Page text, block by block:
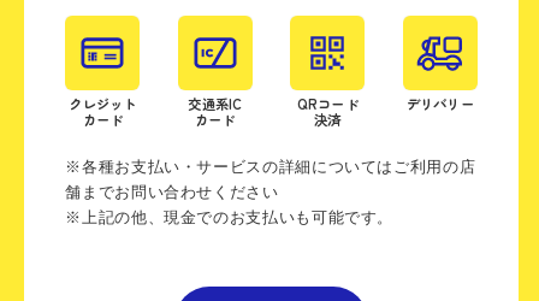
クレジット
カード
交通系IC
カード
QRコード
決済
デリバリー
※各種お支払い・サービスの詳細についてはご利用の店
舗までお問い合わせください
※上記の他、現金でのお支払いも可能です。